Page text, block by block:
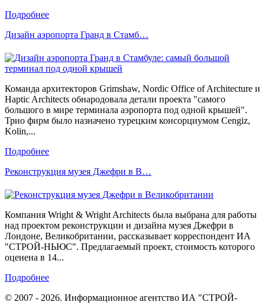
Подробнее
Дизайн аэропорта Гранд в Стамб…
Команда архитекторов Grimshaw, Nordic Office of Architecture и
Haptic Architects обнародовала детали проекта "самого
большого в мире терминала аэропорта под одной крышей".
Трио фирм было назначено турецким консорциумом Cengiz,
Kolin,...
Подробнее
Реконструкция музея Джефри в В…
Компания Wright & Wright Architects была выбрана для работы
над проектом реконструкции и дизайна музея Джефри в
Лондоне, Великобритании, рассказывает корреспондент ИА
"СТРОЙ-НЬЮС". Предлагаемый проект, стоимость которого
оценена в 14...
Подробнее
© 2007 - 2026. Информационное агентство ИА "СТРОЙ-